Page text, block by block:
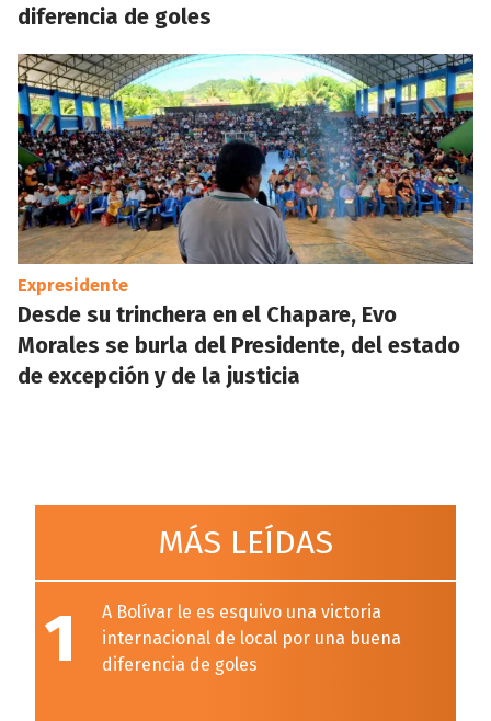
diferencia de goles
Expresidente
Desde su trinchera en el Chapare, Evo
Morales se burla del Presidente, del estado
de excepción y de la justicia
MÁS LEÍDAS
1
A Bolívar le es esquivo una victoria
internacional de local por una buena
diferencia de goles